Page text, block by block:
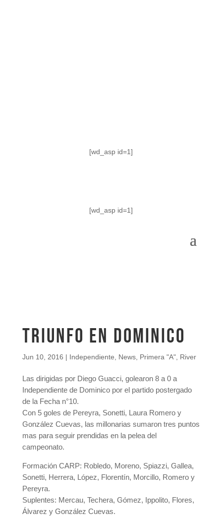
[wd_asp id=1]
[wd_asp id=1]
Triunfo en Dominico
Jun 10, 2016 | Independiente News, Primera "A", River
Las dirigidas por Diego Guacci, golearon 8 a 0 a
Independiente de Dominico por el partido postergado
de la Fecha n°10.
Con 5 goles de Pereyra, Sonetti, Laura Romero y
González Cuevas, las millonarias sumaron tres puntos
mas para seguir prendidas en la pelea del
campeonato.
Formación CARP: Robledo, Moreno, Spiazzi, Gallea,
Sonetti, Herrera, López, Florentín, Morcillo, Romero y
Pereyra.
Suplentes: Mercau, Techera, Gómez, Ippolito, Flores,
Álvarez y González Cuevas.